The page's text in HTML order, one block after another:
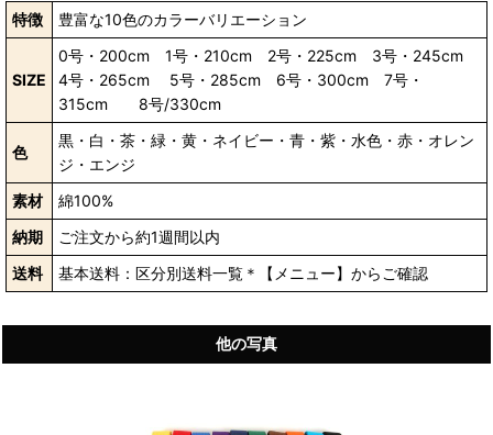
特徴 豊富な10色のカラーバリエーション
SIZE
0号・200cm 1号・210cm 2号・225cm 3号・245cm
4号・265cm 5号・285cm 6号・300cm 7号・
315cm 8号/330cm
色
黒・白・茶・緑・黄・ネイビー・青・紫・水色・赤・オレン
ジ・エンジ
素材
綿100%
納期
ご注文から約1週間以内
送料
基本送料：区分別送料一覧＊【メニュー】からご確認
他の写真